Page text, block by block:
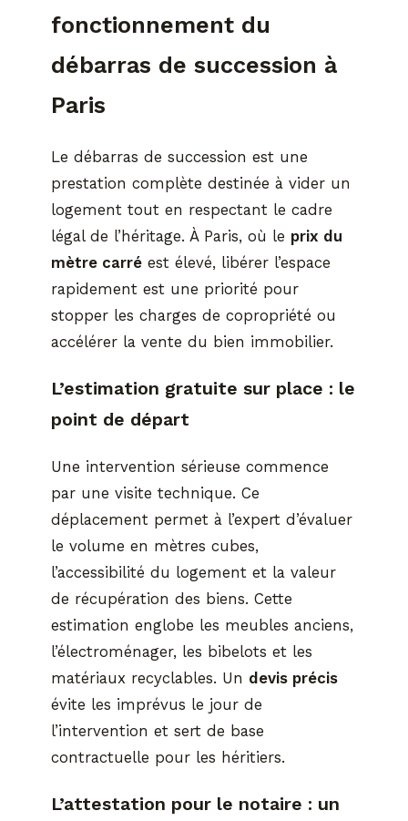
fonctionnement du
débarras de succession à
Paris
Le débarras de succession est une
prestation complète destinée à vider un
logement tout en respectant le cadre
légal de l’héritage. À Paris, où le prix du
mètre carré est élevé, libérer l’espace
rapidement est une priorité pour
stopper les charges de copropriété ou
accélérer la vente du bien immobilier.
L’estimation gratuite sur place : le
point de départ
Une intervention sérieuse commence
par une visite technique. Ce
déplacement permet à l’expert d’évaluer
le volume en mètres cubes,
l’accessibilité du logement et la valeur
de récupération des biens. Cette
estimation englobe les meubles anciens,
l’électroménager, les bibelots et les
matériaux recyclables. Un devis précis
évite les imprévus le jour de
l’intervention et sert de base
contractuelle pour les héritiers.
L’attestation pour le notaire : un